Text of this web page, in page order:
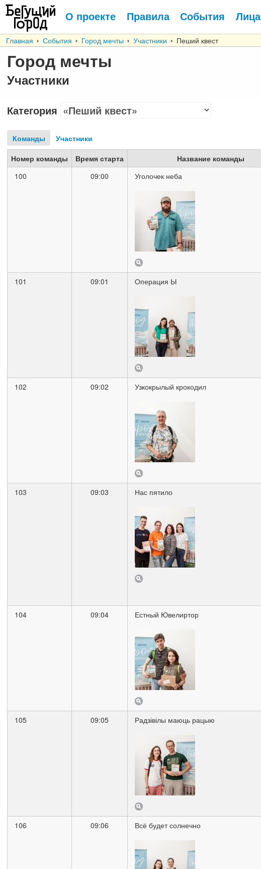
О проекте Правила События Лица
Главная События Город мечты Участники Пеший квест
Город мечты
Участники
Категория
Команды Участники
Номер команды Время старта Название команды
100
09:00 Уголочек неба
101 09:01 Операция Ы
102 09:02 Узкокрылый крокодил
103 09:03 Нас пятило
104 09:04 Естный Ювелиртор
105 09:05 Радзівілы маюць рацыю
106 09:06 Всё будет солнечно